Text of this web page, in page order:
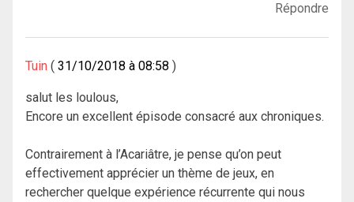
Répondre
Tuin 31/10/2018 à 08:58
salut les loulous,
Encore un excellent épisode consacré aux chroniques.
Contrairement à l’Acariâtre, je pense qu’on peut
effectivement apprécier un thème de jeux, en
rechercher quelque expérience récurrente qui nous